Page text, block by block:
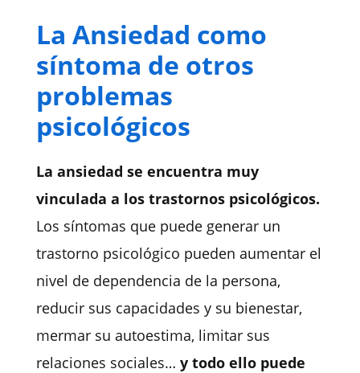
La Ansiedad como
síntoma de otros
problemas
psicológicos
La ansiedad se encuentra muy
vinculada a los trastornos psicológicos.
Los síntomas que puede generar un
trastorno psicológico pueden aumentar el
nivel de dependencia de la persona,
reducir sus capacidades y su bienestar,
mermar su autoestima, limitar sus
relaciones sociales… y todo ello puede